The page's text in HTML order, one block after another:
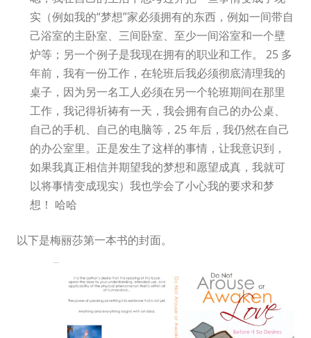
实（例如我的“梦想”家必须拥有的东西，例如一间带自
己浴室的主卧室、三间卧室、至少一间浴室和一个壁
炉等；另一个例子是我现在拥有的职业和工作。 25 多
年前，我有一份工作，在轮班后我必须彻底清理我的
桌子，因为另一名工人必须在另一个轮班期间在那里
工作，我记得祈祷有一天，我会拥有自己的办公桌、
自己的手机、自己的电脑等，25 年后，我仍然在自己
的办公室里。正是发生了这样的事情，让我意识到，
如果我真正相信并期望我的梦想和愿望成真，我就可
以将事情变成现实）我也学会了小心我的要求和梦
想！ 哈哈
以下是梅丽莎第一本书的封面。